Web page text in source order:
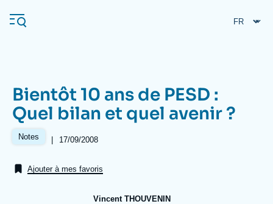
au
contenu
Navigation
principale
L'Ifri
Analyses
Bientôt 10 ans de PESD :
Quel bilan et quel avenir ?
Notes |
Date
publication
17/09/2008
Ajouter à mes favoris
Vincent THOUVENIN